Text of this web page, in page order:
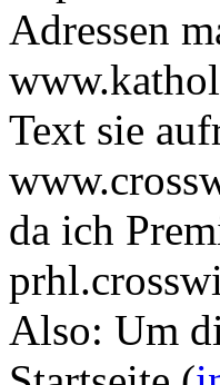
Adressen
Text sie
da ich
Also: Um